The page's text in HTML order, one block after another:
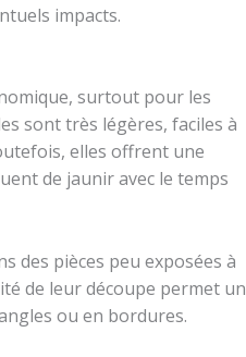
impacts.
surtout pour les
sont très légères, faciles à
elles offrent une
de jaunir avec le temps
des pièces peu exposées à
de leur découpe permet un
ou en bordures.